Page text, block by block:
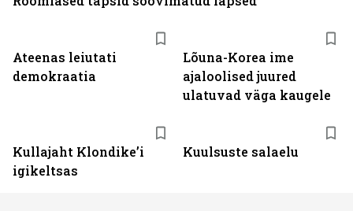
Ateenas leiutati
demokraatia
Lõuna-Korea ime
ajaloolised juured
ulatuvad väga kaugele
Kullajaht Klondike’i
igikeltsas
Kuulsuste salaelu